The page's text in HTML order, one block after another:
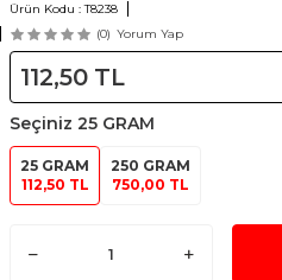
Ürün Kodu :T8238
(0) Yorum Yap
112,50 TL
Seçiniz 25 GRAM
25 GRAM
112,50 TL
250 GRAM
750,00 TL